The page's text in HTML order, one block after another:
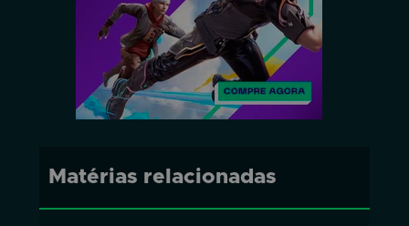
Matérias relacionadas